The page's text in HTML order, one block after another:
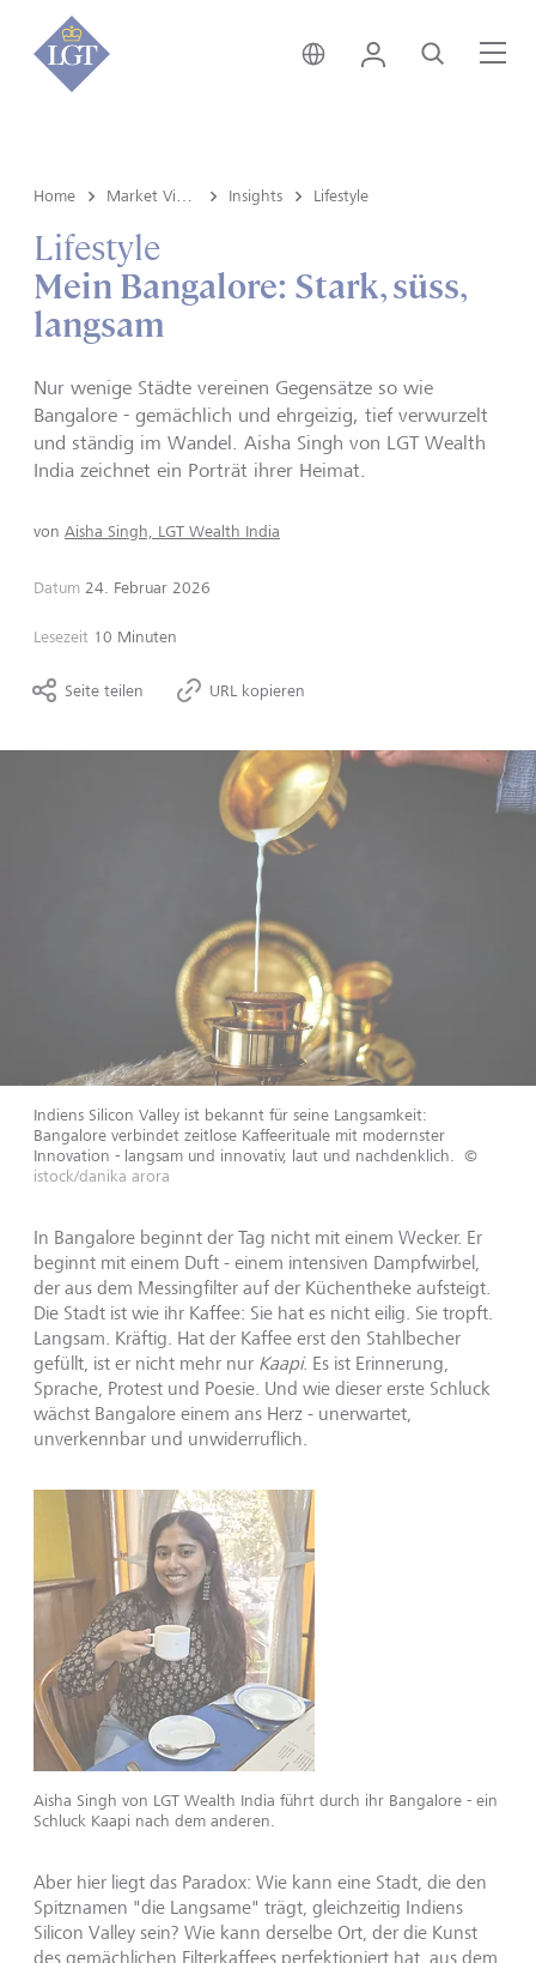
Global • Deutsch
Login Suche
Home Insights Lifestyle
Lifestyle
Mein Bangalore: Stark, süss,
langsam
Nur wenige Städte vereinen Gegensätze so wie
Bangalore - gemächlich und ehrgeizig, tief verwurzelt
und ständig im Wandel. Aisha Singh von LGT Wealth
India zeichnet ein Porträt ihrer Heimat.
von Aisha Singh, LGT Wealth India
Datum 24. Februar 2026
Lesezeit 10 Minuten
Seite teilen URL kopieren
Indiens Silicon Valley ist bekannt für seine Langsamkeit:
Bangalore verbindet zeitlose Kaffeerituale mit modernster
Innovation - langsam und innovativ, laut und nachdenklich.
©
istock/danika arora
In Bangalore beginnt der Tag nicht mit einem Wecker. Er
beginnt mit einem Duft - einem intensiven Dampfwirbel,
der aus dem Messingfilter auf der Küchentheke aufsteigt.
Die Stadt ist wie ihr Kaffee: Sie hat es nicht eilig. Sie tropft.
Langsam. Kräftig. Hat der Kaffee erst den Stahlbecher
gefüllt, ist er nicht mehr nur Kaapi. Es ist Erinnerung,
Sprache, Protest und Poesie. Und wie dieser erste Schluck
wächst Bangalore einem ans Herz - unerwartet,
unverkennbar und unwiderruflich.
Aisha Singh von LGT Wealth India führt durch ihr Bangalore - ein
Schluck Kaapi nach dem anderen.
Aber hier liegt das Paradox: Wie kann eine Stadt, die den
Spitznamen "die Langsame" trägt, gleichzeitig Indiens
Silicon Valley sein? Wie kann derselbe Ort, der die Kunst
des gemächlichen Filterkaffees perfektioniert hat, aus dem